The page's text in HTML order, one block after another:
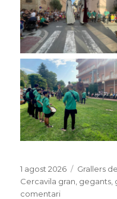
Publicat
el
1 agost 2026 Grallers
Cercavila gran gegants
comentari